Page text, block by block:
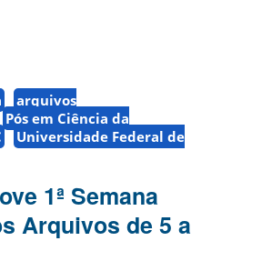
arquivos
Pós em Ciência da
Universidade Federal de
1ª Semana
Arquivos de 5 a